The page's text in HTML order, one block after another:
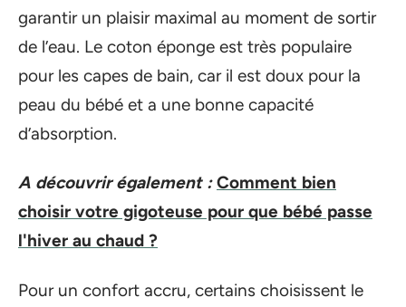
garantir un plaisir maximal au moment de sortir
de l’eau. Le coton éponge est très populaire
pour les capes de bain, car il est doux pour la
peau du bébé et a une bonne capacité
d’absorption.
A découvrir également : Comment bien
choisir votre gigoteuse pour que bébé passe
l'hiver au chaud ?
Pour un confort accru, certains choisissent le